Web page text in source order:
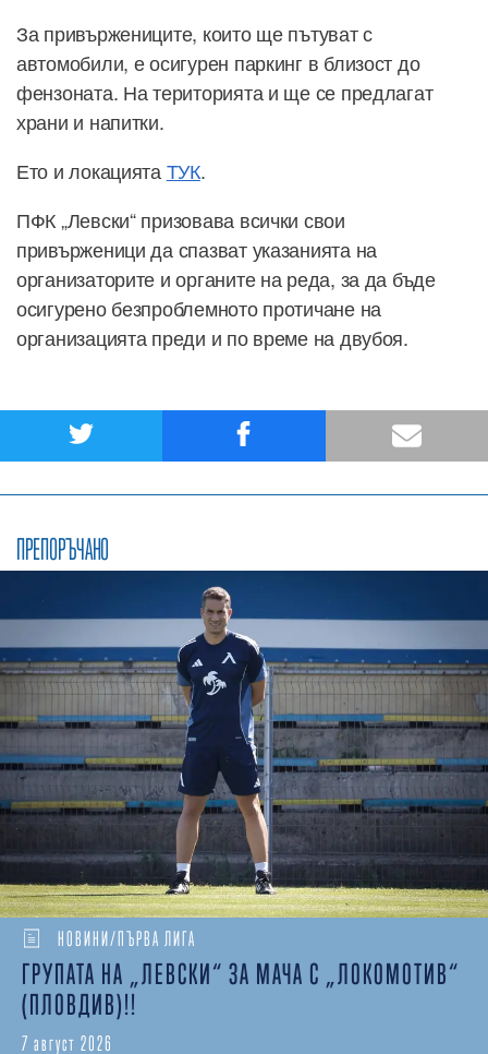
За привържениците, които ще пътуват с
автомобили, е осигурен паркинг в близост до
фензоната. На територията и ще се предлагат
храни и напитки.
Ето и локациятаТУК.
ПФК „Левски“ призовава всички свои
привърженици да спазват указанията на
организаторите и органите на реда, за да бъде
осигурено безпроблемното протичане на
организацията преди и по време на двубоя.
ПРЕПОРЪЧАНО
НОВИНИ/ПЪРВА ЛИГА
ГРУПАТА НА „ЛЕВСКИ“ ЗА МАЧА С „ЛОКОМОТИВ“
(ПЛОВДИВ)!!
7 август 2026